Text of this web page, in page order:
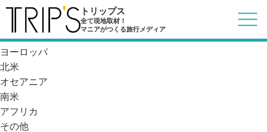
トリップス
全て現地取材！
マニアがつくる旅行メディア
記事一覧
アジア
ヨーロッパ
北米
オセアニア
南米
アフリカ
その他